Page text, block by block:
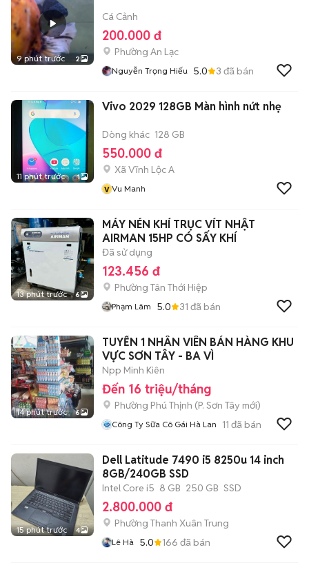
9 phút trước 2
Cá Cảnh
200.000 đ
Phường An Lạc
Nguyễn Trọng Hiếu 5.0 3 đã bán
11 phút trước 1
Vivo 2029 128GB Màn hình nứt nhẹ
Dòng khác 128 GB
550.000 đ
Xã Vĩnh Lộc A
v Vu Manh
13 phút trước 6
MÁY NÉN KHÍ TRỤC VÍT NHẬT
AIRMAN 15HP CÓ SẤY KHÍ
Đã sử dụng
123.456 đ
Phường Tân Thới Hiệp
Phạm Lâm 5.0 31 đã bán
14 phút trước 6
TUYỂN 1 NHÂN VIÊN BÁN HÀNG KHU
VỰC SƠN TÂY - BA VÌ
Npp Minh Kiên
Đến 16 triệu/tháng
Phường Phú Thịnh (P. Sơn Tây mới)
Công Ty Sữa Cô Gái Hà Lan 11 đã bán
15 phút trước 4
Dell Latitude 7490 i5 8250u 14 inch
8GB/240GB SSD
Intel Core i5 8 GB 250 GB SSD
2.800.000 đ
Phường Thanh Xuân Trung
Lê Hà 5.0 166 đã bán